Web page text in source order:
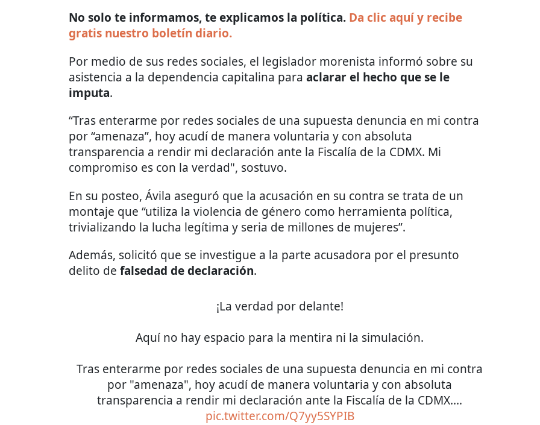
No solo te informamos, te explicamos la política. Da clic aquí y recibe
gratis nuestro boletín diario.
Por medio de sus redes sociales, el legislador morenista informó sobre su
asistencia a la dependencia capitalina para aclarar el hecho que se le
imputa.
​“Tras enterarme por redes sociales de una supuesta denuncia en mi contra
por “amenaza”, hoy acudí de manera voluntaria y con absoluta
transparencia a rendir mi declaración ante la Fiscalía de la CDMX. Mi
compromiso es con la verdad", sostuvo.
En su posteo, Ávila aseguró que la acusación en su contra se trata de un
montaje que “utiliza la violencia de género como herramienta política,
trivializando la lucha legítima y seria de millones de mujeres”.
Además, solicitó que se investigue a la parte acusadora por el presunto
delito de falsedad de declaración.
¡La verdad por delante!
Aquí no hay espacio para la mentira ni la simulación.
​Tras enterarme por redes sociales de una supuesta denuncia en mi contra
por "amenaza", hoy acudí de manera voluntaria y con absoluta
transparencia a rendir mi declaración ante la Fiscalía de la CDMX.…
pic.twitter.com/Q7yy5SYPIB